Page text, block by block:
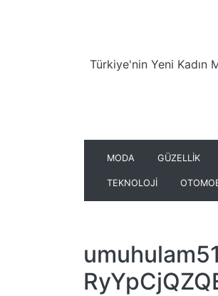
Türkiye'nin Yeni Kadın
MODA GÜZELLİK
TEKNOLOJİ